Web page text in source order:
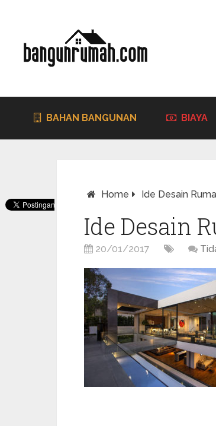
BAHAN BANGUNAN BIAYA
Home Ide Desain
Ide Desain
20/01/2017